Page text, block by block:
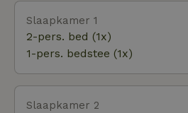
ons ook zelf gedurende je
Slaapkamer 1
2-pers. bed (1x)
1-pers. bedstee (1x)
Slaapkamer 2